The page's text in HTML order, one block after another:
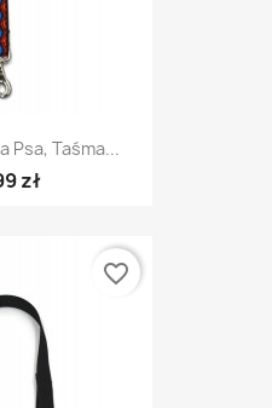
Psa, Taśma...
zł
favorite_border